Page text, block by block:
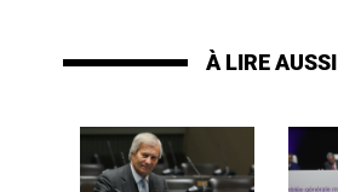
À LIRE AUSSI